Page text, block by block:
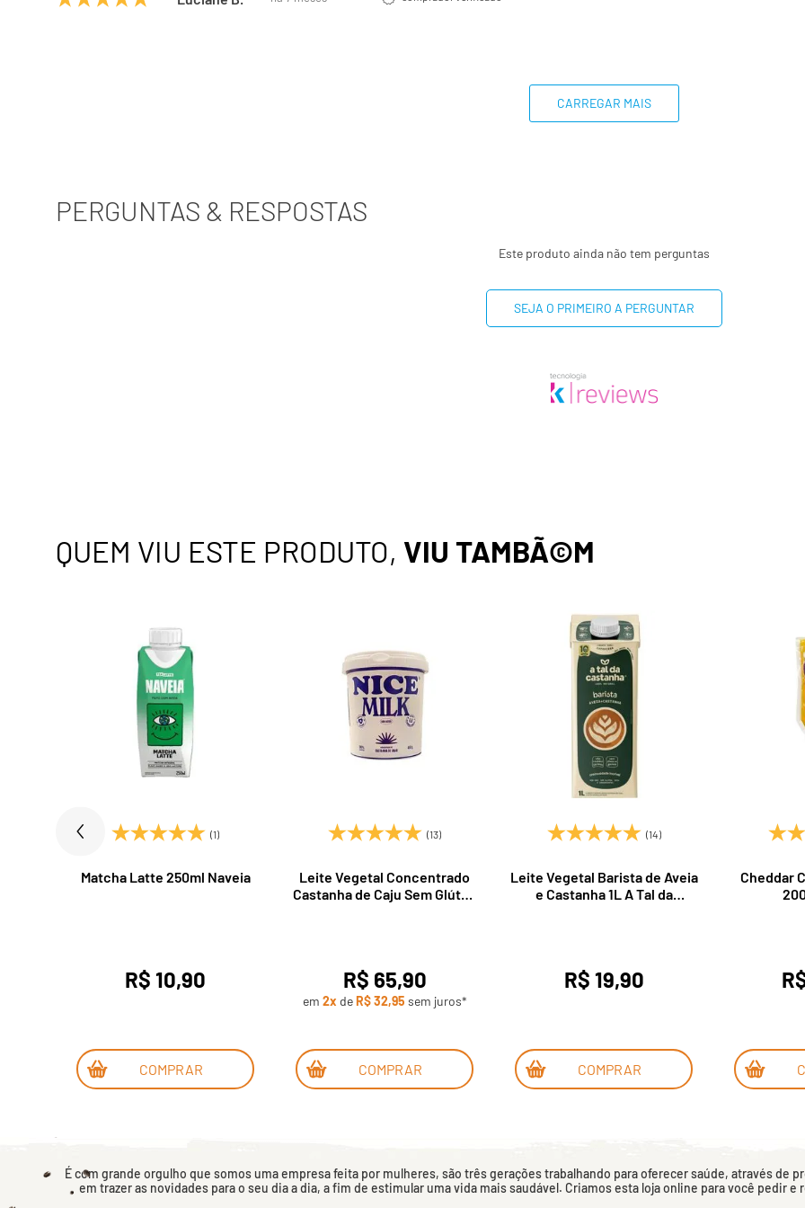
CARREGAR MAIS
PERGUNTAS & RESPOSTAS
Este produto ainda não tem perguntas
SEJA O PRIMEIRO A PERGUNTAR
QUEM VIU ESTE PRODUTO, VIU TAMBÃ©M
(1)
Matcha Latte 250ml Naveia
R$ 10,90
COMPRAR
(13)
Leite Vegetal Concentrado
Castanha de Caju Sem Glúten
R$ 65,90
em 2x deR$ 32,95 sem juros*
COMPRAR
(14)
Leite Vegetal Barista de Aveia
e Castanha 1L A Tal da
R$ 19,90
COMPRAR
Cheddar
É com grande orgulho que somos uma empresa feita por mulheres, são três gerações trabalhando para oferecer saúde, através de
em trazer as novidades para o seu dia a dia, a fim de estimular uma vida mais saudável. Criamos esta loja online para você pedir